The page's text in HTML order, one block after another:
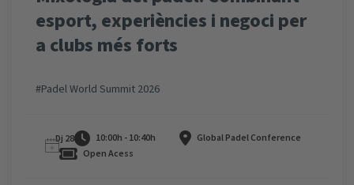
esport, experiències i negoci per
a clubs més forts
#Padel World Summit 2026
Dj 28 10:00h - 10:40h
Global Padel Conference
Open Acess